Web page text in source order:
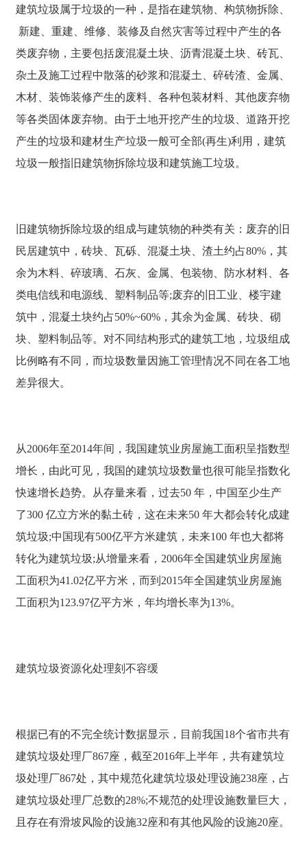
建筑垃圾属于垃圾的一种，是指在建筑物、构筑物拆除、
新建、重建、维修、装修及自然灾害等过程中产生的各
类废弃物，主要包括废混凝土块、沥青混凝土块、砖瓦、
杂土及施工过程中散落的砂浆和混凝土、碎砖渣、金属、
木材、装饰装修产生的废料、各种包装材料、其他废弃物
等各类固体废弃物。由于土地开挖产生的垃圾、道路开挖
产生的垃圾和建材生产垃圾一般可全部(再生)利用，建筑
垃圾一般指旧建筑物拆除垃圾和建筑施工垃圾。
旧建筑物拆除垃圾的组成与建筑物的种类有关：废弃的旧
民居建筑中，砖块、瓦砾、混凝土块、渣土约占80%，其
余为木料、碎玻璃、石灰、金属、包装物、防水材料、各
类电信线和电源线、塑料制品等;废弃的旧工业、楼宇建
筑中，混凝土块约占50%~60%，其余为金属、砖块、砌
块、塑料制品等。对不同结构形式的建筑工地，垃圾组成
比例略有不同，而垃圾数量因施工管理情况不同在各工地
差异很大。
从2006年至2014年间，我国建筑业房屋施工面积呈指数型
增长，由此可见，我国的建筑垃圾数量也很可能呈指数化
快速增长趋势。从存量来看，过去50 年，中国至少生产
了300 亿立方米的黏土砖，这在未来50 年大都会转化成建
筑垃圾;中国现有500亿平方米建筑，未来100 年也大都将
转化为建筑垃圾;从增量来看，2006年全国建筑业房屋施
工面积为41.02亿平方米，而到2015年全国建筑业房屋施
工面积为123.97亿平方米，年均增长率为13%。
建筑垃圾资源化处理刻不容缓
根据已有的不完全统计数据显示，目前我国18个省市共有
建筑垃圾处理厂867座，截至2016年上半年，共有建筑垃
圾处理厂867处，其中规范化建筑垃圾处理设施238座，占
建筑垃圾处理厂总数的28%;不规范的处理设施数量巨大，
且存在有滑坡风险的设施32座和有其他风险的设施20座。